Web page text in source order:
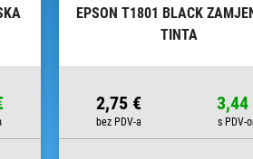
EPSON T1801 BLACK
TINTA
2,75 € 3,44